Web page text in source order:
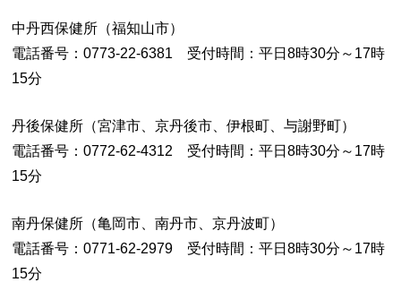
中丹西保健所（福知山市）
電話番号：0773-22-6381 受付時間：平日8時30分～17時
15分
丹後保健所（宮津市、京丹後市、伊根町、与謝野町）
電話番号：0772-62-4312 受付時間：平日8時30分～17時
15分
南丹保健所（亀岡市、南丹市、京丹波町）
電話番号：0771-62-2979 受付時間：平日8時30分～17時
15分